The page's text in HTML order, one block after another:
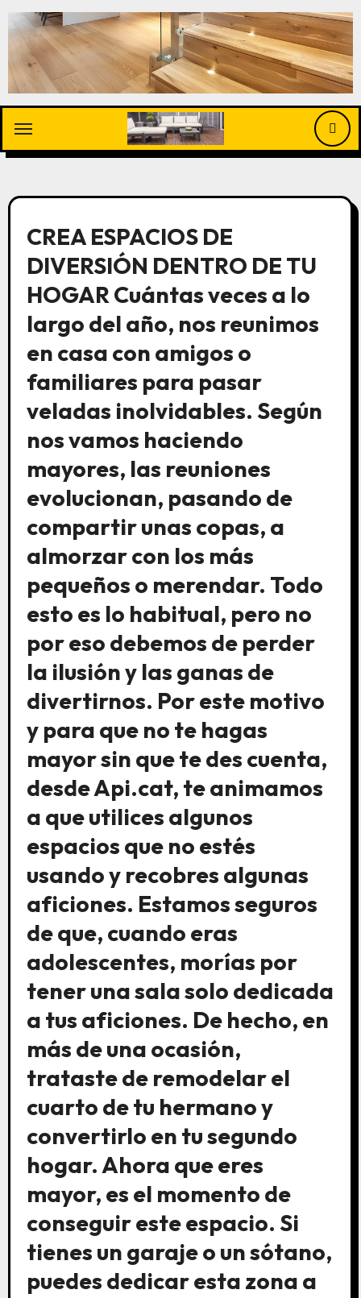
Saltar
al
contenido
CREA ESPACIOS DE
DIVERSIÓN DENTRO DE TU
HOGAR Cuántas veces a lo
largo del año, nos reunimos
en casa con amigos o
familiares para pasar
veladas inolvidables. Según
nos vamos haciendo
mayores, las reuniones
evolucionan, pasando de
compartir unas copas, a
almorzar con los más
pequeños o merendar. Todo
esto es lo habitual, pero no
por eso debemos de perder
la ilusión y las ganas de
divertirnos. Por este motivo
y para que no te hagas
mayor sin que te des cuenta,
desde Api.cat, te animamos
a que utilices algunos
espacios que no estés
usando y recobres algunas
aficiones. Estamos seguros
de que, cuando eras
adolescentes, morías por
tener una sala solo dedicada
a tus aficiones. De hecho, en
más de una ocasión,
trataste de remodelar el
cuarto de tu hermano y
convertirlo en tu segundo
hogar. Ahora que eres
mayor, es el momento de
conseguir este espacio. Si
tienes un garaje o un sótano,
puedes dedicar esta zona a